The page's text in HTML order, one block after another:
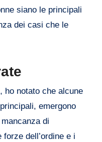
siano le principali
dei casi che le
ho notato che alcune
emergono
di
dell’ordine e i